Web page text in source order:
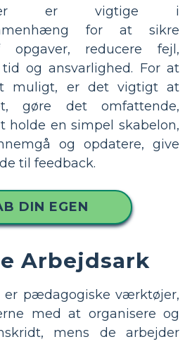
er vigtige i
for at sikre
opgaver, reducere fejl,
tid og ansvarlighed. For at
muligt, er det vigtigt at
gøre det omfattende,
holde en simpel skabelon,
og opdatere, give
til feedback.
DIN EGEN
Arbejdsark
er pædagogiske værktøjer,
med at organisere og
mens de arbejder